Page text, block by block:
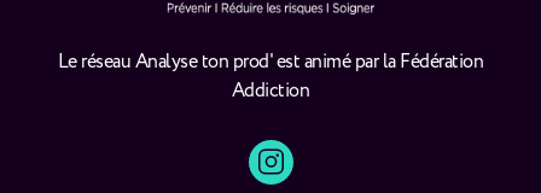
Le réseau Analyse ton prod' est animé par la Fédération
Addiction